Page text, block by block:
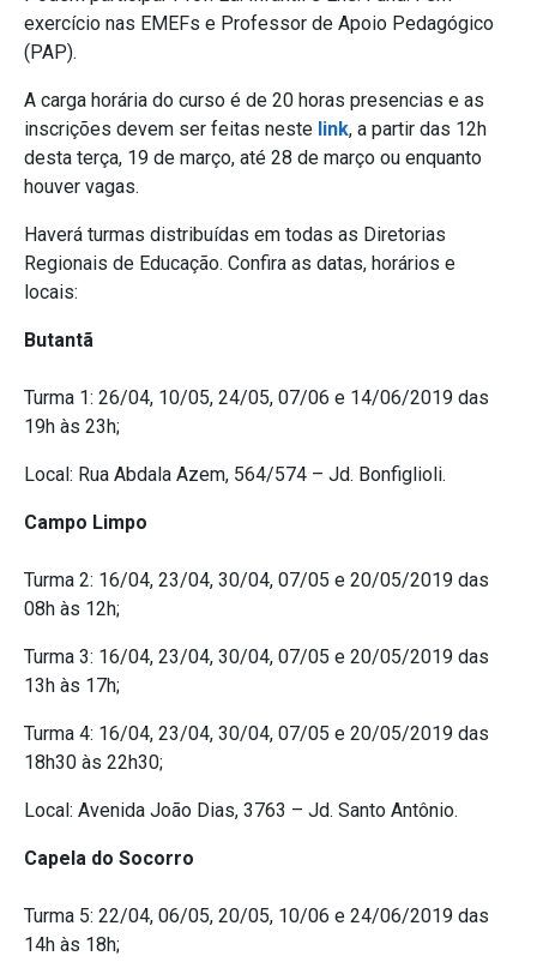
exercício nas EMEFs e Professor de Apoio Pedagógico
(PAP).
A carga horária do curso é de 20 horas presencias e as
inscrições devem ser feitas neste link, a partir das 12h
desta terça, 19 de março, até 28 de março ou enquanto
houver vagas.
Haverá turmas distribuídas em todas as Diretorias
Regionais de Educação. Confira as datas, horários e
locais:
Butantã
Turma 1: 26/04, 10/05, 24/05, 07/06 e 14/06/2019 das
19h às 23h;
Local: Rua Abdala Azem, 564/574 – Jd. Bonfiglioli.
Campo Limpo
Turma 2: 16/04, 23/04, 30/04, 07/05 e 20/05/2019 das
08h às 12h;
Turma 3: 16/04, 23/04, 30/04, 07/05 e 20/05/2019 das
13h às 17h;
Turma 4: 16/04, 23/04, 30/04, 07/05 e 20/05/2019 das
18h30 às 22h30;
Local: Avenida João Dias, 3763 – Jd. Santo Antônio.
Capela do Socorro
Turma 5: 22/04, 06/05, 20/05, 10/06 e 24/06/2019 das
14h às 18h;